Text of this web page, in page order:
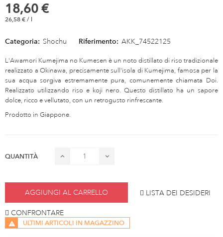
18,60 €
26,58 € / l
Categoria: Shochu Riferimento: AKK_74522125
L'Awamori Kumejima no Kumesen è un noto distillato di riso tradizionale
realizzato a Okinawa, precisamente sull'isola di Kumejima, famosa per la
sua acqua sorgiva estremamente pura, comunemente chiamata Doi.
Realizzato utilizzando riso e koji nero. Questo distillato ha un sapore
dolce, ricco e vellutato, con un retrogusto rinfrescante.
Prodotto in Giappone.
QUANTITÀ
AGGIUNGI AL CARRELLO LISTA DEI DESIDERI
CONFRONTARE
ULTIMI ARTICOLI IN MAGAZZINO